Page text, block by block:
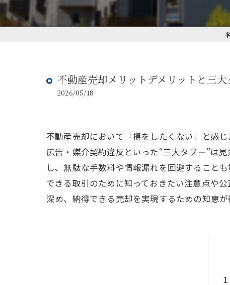
不動産売却メリットデメリットと三
2026/05/18
不動産売却において「損をしたくない」と感
広告・媒介契約違反といった“三大タブー”は
し、無駄な手数料や情報漏れを回避すること
できる取引のために知っておきたい注意点や
深め、納得できる売却を実現するための知恵が